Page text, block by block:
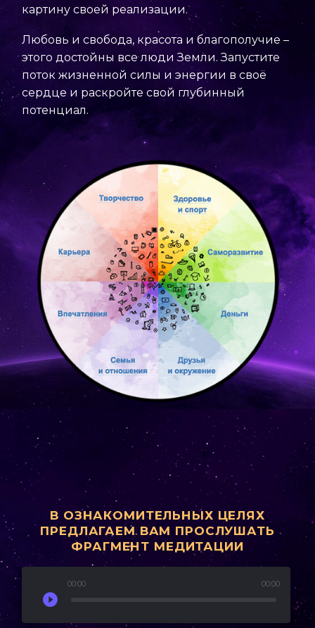
картину своей реализации.
Любовь и свобода, красота и благополучие –
этого достойны все люди Земли. Запустите
поток жизненной силы и энергии в своё
сердце и раскройте свой глубинный
потенциал.
В ОЗНАКОМИТЕЛЬНЫХ ЦЕЛЯХ
ПРЕДЛАГАЕМ ВАМ ПРОСЛУШАТЬ
ФРАГМЕНТ МЕДИТАЦИИ
00:00 00:00